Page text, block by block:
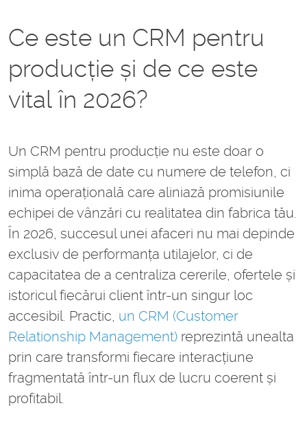
Ce este un CRM pentru
producție și de ce este
vital în 2026?
Un CRM pentru producție nu este doar o
simplă bază de date cu numere de telefon, ci
inima operațională care aliniază promisiunile
echipei de vânzări cu realitatea din fabrica tău.
În 2026, succesul unei afaceri nu mai depinde
exclusiv de performanța utilajelor, ci de
capacitatea de a centraliza cererile, ofertele și
istoricul fiecărui client într-un singur loc
accesibil. Practic, un CRM (Customer
Relationship Management) reprezintă unealta
prin care transformi fiecare interacțiune
fragmentată într-un flux de lucru coerent și
profitabil.